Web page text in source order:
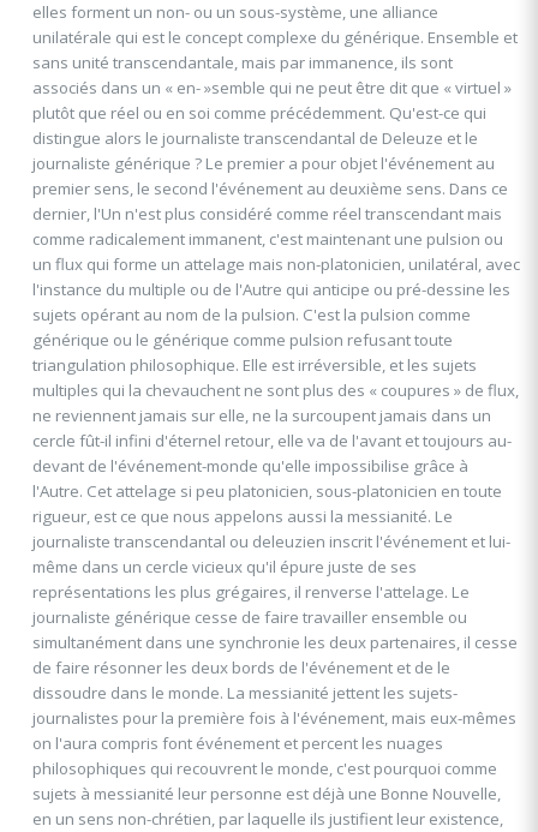
elles forment un non- ou un sous-système, une alliance
unilatérale qui est le concept complexe du générique. Ensemble et
sans unité transcendantale, mais par immanence, ils sont
associés dans un « en- »semble qui ne peut être dit que « virtuel »
plutôt que réel ou en soi comme précédemment. Qu'est-ce qui
distingue alors le journaliste transcendantal de Deleuze et le
journaliste générique ? Le premier a pour objet l'événement au
premier sens, le second l'événement au deuxième sens. Dans ce
dernier, l'Un n'est plus considéré comme réel transcendant mais
comme radicalement immanent, c'est maintenant une pulsion ou
un flux qui forme un attelage mais non-platonicien, unilatéral, avec
l'instance du multiple ou de l'Autre qui anticipe ou pré-dessine les
sujets opérant au nom de la pulsion. C'est la pulsion comme
générique ou le générique comme pulsion refusant toute
triangulation philosophique. Elle est irréversible, et les sujets
multiples qui la chevauchent ne sont plus des « coupures » de flux,
ne reviennent jamais sur elle, ne la surcoupent jamais dans un
cercle fût-il infini d'éternel retour, elle va de l'avant et toujours au-
devant de l'événement-monde qu'elle impossibilise grâce à
l'Autre. Cet attelage si peu platonicien, sous-platonicien en toute
rigueur, est ce que nous appelons aussi la messianité. Le
journaliste transcendantal ou deleuzien inscrit l'événement et lui-
même dans un cercle vicieux qu'il épure juste de ses
représentations les plus grégaires, il renverse l'attelage. Le
journaliste générique cesse de faire travailler ensemble ou
simultanément dans une synchronie les deux partenaires, il cesse
de faire résonner les deux bords de l'événement et de le
dissoudre dans le monde. La messianité jettent les sujets-
journalistes pour la première fois à l'événement, mais eux-mêmes
on l'aura compris font événement et percent les nuages
philosophiques qui recouvrent le monde, c'est pourquoi comme
sujets à messianité leur personne est déjà une Bonne Nouvelle,
en un sens non-chrétien, par laquelle ils justifient leur existence,